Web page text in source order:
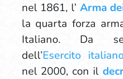
nel 1861, l’ Arma
la quarta forza
Italiano. Da
dell’Esercito
nel 2000, con il